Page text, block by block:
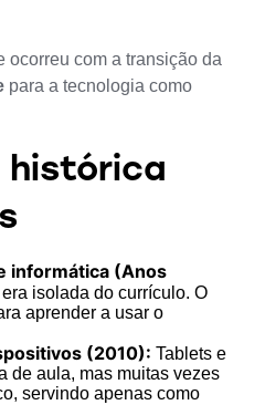
ocorreu com a transição da
histórica
informática (Anos
isolada do currículo. O
aprender a usar o
(2010): Tablets e
de aula, mas muitas vezes
servindo apenas como